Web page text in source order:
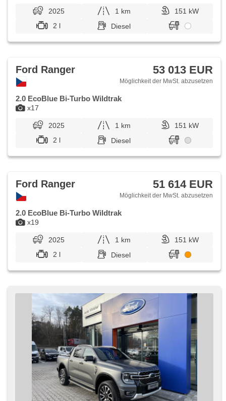
2025 1 km
151 kW
2 l
Diesel
x17
Ford Ranger 53 013 EUR
Möglichkeit der MwSt. abzusetzen
2.0 EcoBlue Bi-Turbo Wildtrak
2025 1 km
151 kW
2 l
Diesel
x19
Ford Ranger 51 614 EUR
Möglichkeit der MwSt. abzusetzen
2.0 EcoBlue Bi-Turbo Wildtrak
2025 1 km
151 kW
2 l
Diesel